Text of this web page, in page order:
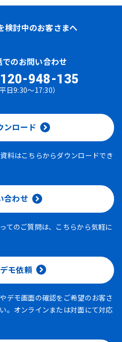
検討中のお客さまへ
でのお問い合わせ
948-135
平日9:30～17:30）
ンロード
料はこちらからダウンロードでき
合わせ
てのご質問は、こちらから気軽に
モ依頼
デモ画面の確認をご希望のお客さ
。オンラインまたは対面にて対応